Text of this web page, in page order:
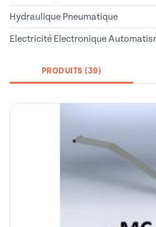
Hydraulique Pneumatique
Electricité Electronique
PRODUITS (39)